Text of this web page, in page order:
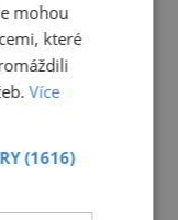
zásadně
a také
se věnuje
nositelé
ženy odlišně
důvod
mohou
které
Více
(1616)